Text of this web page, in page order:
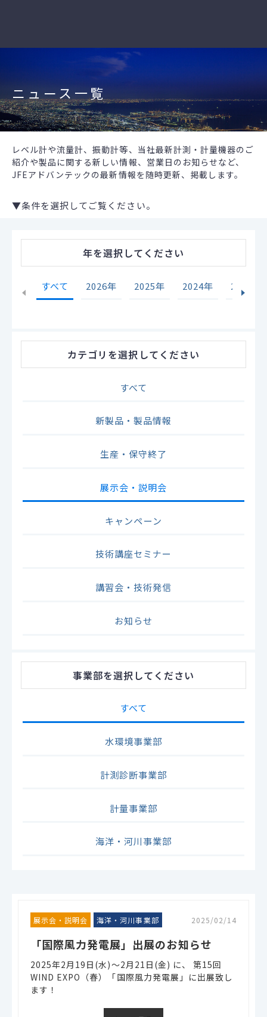
ニュース一覧
レベル計や流量計、振動計等、当社最新計測・計量機器のご
紹介や製品に関する新しい情報、営業日のお知らせなど、
JFEアドバンテックの最新情報を随時更新、掲載します。
▼条件を選択してご覧ください。
年を選択してください
すべて 2026年 2025年 2024年 2023年
カテゴリ を選択してください
すべて
新製品・製品情報
生産・保守終了
展示会・説明会
キャンペーン
技術講座セミナー
講習会・技術発信
お知らせ
事業部を選択してください
すべて
水環境事業部
計測診断事業部
計量事業部
海洋・河川事業部
展示会・説明会 海洋・河川事業部 2025/02/14
「国際風力発電展」出展のお知らせ
2025年2月19日(水)～2月21日(金) に、 第15回
WIND EXPO（春）「国際風力発電展」に出展致し
ます！